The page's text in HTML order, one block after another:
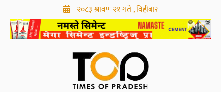
२०८३ श्रावण २१ गते , विहीबार